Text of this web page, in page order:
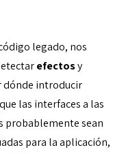
legado, nos
efectosy
dónde introducir
las interfaces a las
probablemente sean
para la aplicación,